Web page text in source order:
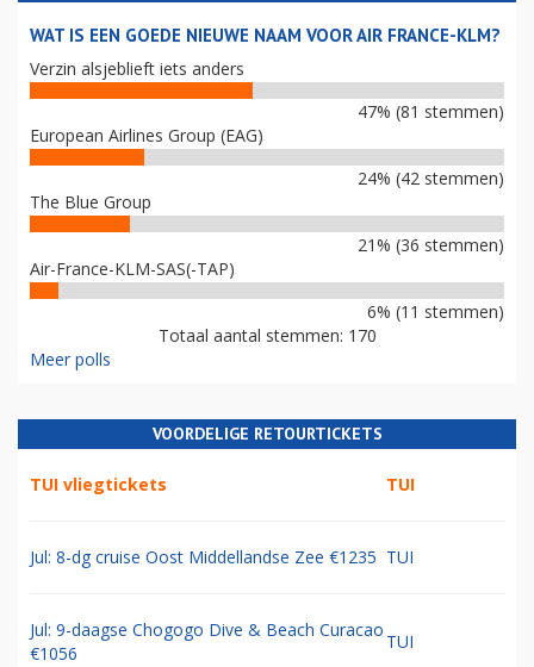
WAT IS EEN GOEDE NIEUWE NAAM VOOR AIR FRANCE-KLM?
Verzin alsjeblieft iets anders
47% (81 stemmen)
European Airlines Group (EAG)
24% (42 stemmen)
The Blue Group
21% (36 stemmen)
Air-France-KLM-SAS(-TAP)
6% (11 stemmen)
Totaal aantal stemmen: 170
Meer polls
VOORDELIGE RETOURTICKETS
TUI vliegtickets TUI
Jul: 8-dg cruise Oost Middellandse Zee €1235 TUI
Jul: 9-daagse Chogogo Dive & Beach Curacao
€1056
TUI